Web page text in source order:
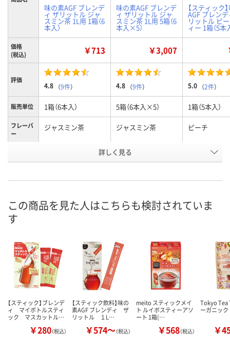
味の素AGF ブレンデ
ィ ザリットル ジャ
スミン茶 1L用 1箱（6
本入）
味の素AGF ブレンデ
ィ ザリットル ジャ
スミン茶 1L用 5箱（6
本入×5）
【スティック
AGF ブレン
リットル ピ
ィー 1箱（5本
価格
(税込)
￥713 ￥3,007
評価
4.8 （9件） 4.8 （9件） 5.0 （2件）
販売単位 1箱（6本入） 5箱（6本入×5） 1箱（5本入）
フレーバ
ー
ジャスミン茶 ジャスミン茶 ピーチ
EX64492 HH10471
8月9日（日）
カゴへ カゴへ カ
詳しく見る
この商品を見た人はこちらも検討されていま
す
【スティック】ブレンデ
ィ マイボトルスティ
ック マスカットル…
￥280（税込）
【スティック飲料】味の
素AGF ブレンディ ザ
リットル １L…
￥574～（税込）
meito スティックメイ
ト ルイボスティーアソ
ート 1箱(…
￥568（税込）
Tokyo Tea
ーガニック
￥